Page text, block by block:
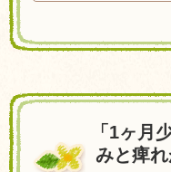
「 1ヶ月
みと痺